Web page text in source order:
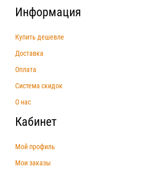
Информация
Купить дешевле
Доставка
Оплата
Система скидок
О нас
Кабинет
Мой профиль
Мои заказы